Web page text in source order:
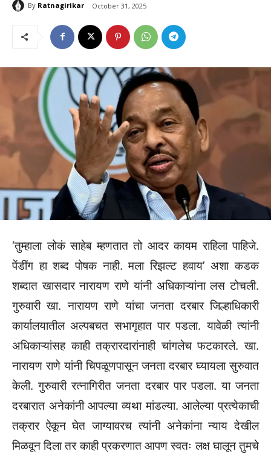
By Ratnagirikar October 31, 2025
‘तुम्हाला लोकं साहेब म्हणतात तो आदर कायम राहिला पाहिजे.
पेंडींग हा शब्द पोषक नाही. मला रिझल्ट हवाय’ अशा कडक
शब्दात खासदार नारायण राणे यांनी अधिकाऱ्यांना लस टोचली.
गुरुवारी खा. नारायण राणे यांचा जनता दरबार जिल्हाधिकारी
कार्यालयातील अल्पबचत सभागृहात पार पडला. यावेळी त्यांनी
अधिकाऱ्यांसह काही तक्रारदारांनाही चांगलेच फटकारले. खा.
नारायण राणे यांनी चिपळूणपासून जनता दरबार घ्यायला सुरुवात
केली. गुरुवारी रत्नागिरीत जनता दरबार पार पडला. या जनता
दरबारात अनेकांनी आपल्या व्यथा मांडल्या. आलेल्या प्रत्येकाची
तक्रार ऐकून घेत जाग्यावरच त्यांनी अनेकांना न्याय देखील
मिळवून दिला तर काही प्रकरणात आपण स्वतः लक्ष घालून तुमचे